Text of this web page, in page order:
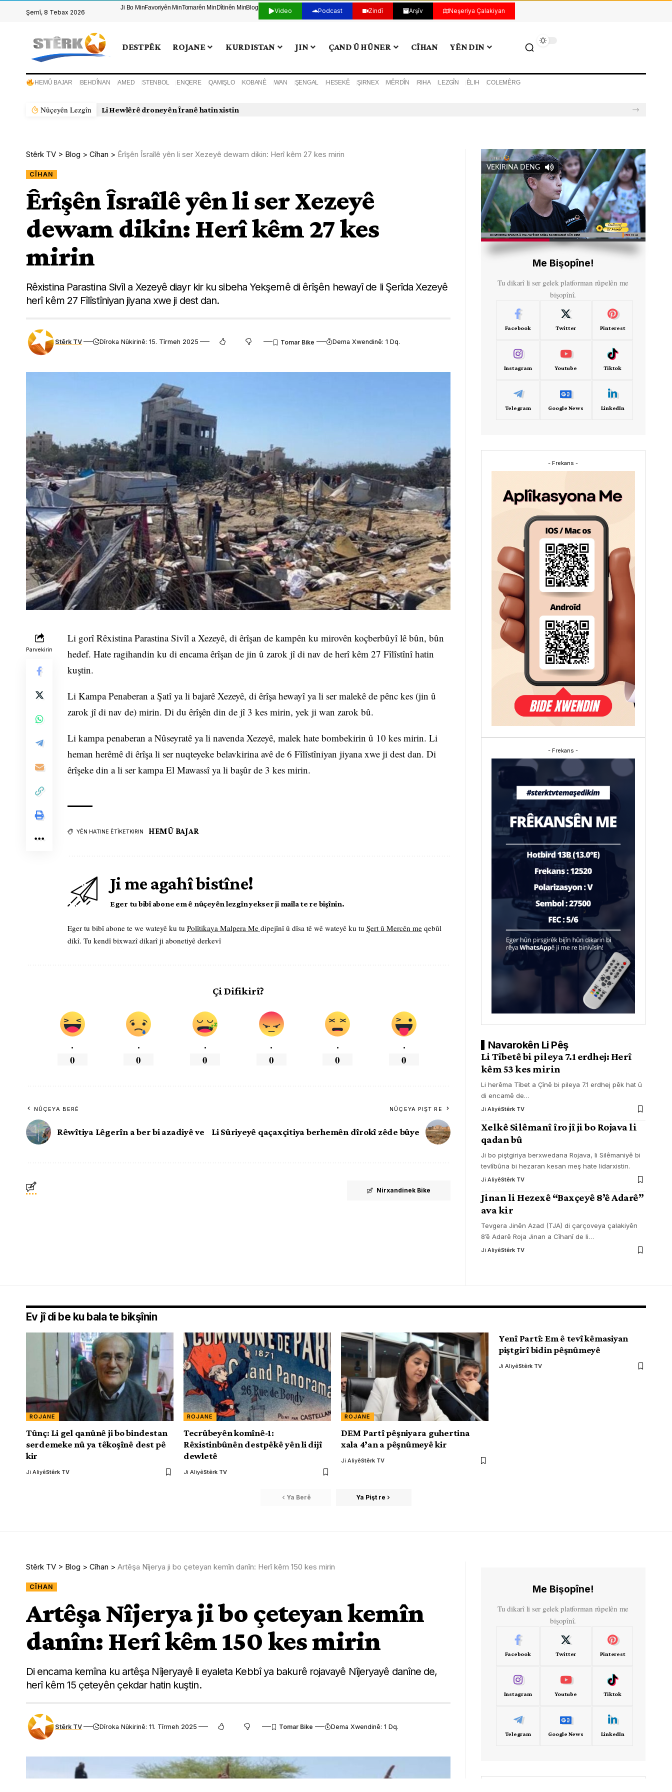
Şemî, 8 Tebax 2026
Ji Bo MinFavoriyên MinTomarên Min Dîtinên MinBlog Video Podcast Zindî Arşîv Neşeriya Çalakiyan
DESTPÊK ROJANE KURDISTAN JIN ÇAND Û HÛNER CÎHAN YÊN DIN
HEMÛ BAJAR BEHDÎNAN AMED STENBOL ENQERE QAMIŞLO KOBANÊ WAN ŞENGAL HESEKÊ ŞIRNEX MÊRDÎN RIHA LEZGÎN ÊLIH COLEMÊRG
Nûçeyên Lezgîn Li Hewlêrê droneyên Îranê hatin xistin
Stêrk TV > Blog > Cîhan > Êrîşên Îsraîlê yên li ser Xezeyê dewam dikin: Herî kêm 27 kes mirin
CÎHAN
Êrîşên Îsraîlê yên li ser Xezeyê
dewam dikin: Herî kêm 27 kes
mirin
Rêxistina Parastina Sivîl a Xezeyê diayr kir ku sibeha Yekşemê di êrîşên hewayî de li Şerîda Xezeyê
herî kêm 27 Fîlîstîniyan jiyana xwe ji dest dan.
Stêrk TV Dîroka Nûkirinê: 15. Tîrmeh 2025 Dema Xwendinê: 1 Dq.
Parvekirin
Li gorî Rêxistina Parastina Sivîl a Xezeyê, di êrîşan de kampên ku mirovên koçberbûyî lê bûn, bûn
hedef. Hate ragihandin ku di encama êrîşan de jin û zarok jî di nav de herî kêm 27 Fîlîstînî hatin
kuştin.
Li Kampa Penaberan a Şatî ya li bajarê Xezeyê, di êrîşa hewayî ya li ser malekê de pênc kes (jin û
zarok jî di nav de) mirin. Di du êrîşên din de jî 3 kes mirin, yek ji wan zarok bû.
Li kampa penaberan a Nûseyratê ya li navenda Xezeyê, malek hate bombekirin û 10 kes mirin. Li
heman herêmê di êrîşa li ser nuqteyeke belavkirina avê de 6 Fîlîstîniyan jiyana xwe ji dest dan. Di
êrîşeke din a li ser kampa El Mawassî ya li başûr de 3 kes mirin.
YÊN HATINE ÊTÎKETKIRIN HEMÛ BAJAR
Ji me agahî bistîne!
Eger tu bibî abone em ê nûçeyên lezgîn yekser ji maîla te re bişînin.
Eger tu bibî abone te we wateyê ku tu Polîtikaya Malpera Me dipejînî û dîsa tê wê wateyê ku tu Şert û Mercên me qebûl
dikî. Tu kendî bixwazî dikarî ji abonetiyê derkevî
Çi Difikirî?
.
0
.
0
.
0
.
0
.
0
.
0
NÛÇEYA BERÊ
Rêwîtiya Lêgerîn a ber bi azadiyê ve
NÛÇEYA PIŞT RE
Li Sûriyeyê qaçaxçitiya berhemên dîrokî zêde bûye
Nirxandinek Bike
VEKIRINA DENG
Me Bişopîne!
Tu dikarî li ser gelek platforman rûpelên me
bişopînî.
Facebook Twitter Pinterest
Instagram Youtube Tiktok
Telegram Google News LinkedIn
- Frekans -
- Frekans -
Navarokên Li Pêş
Li Tîbetê bi pileya 7.1 erdhej: Herî
kêm 53 kes mirin
Li herêma Tîbet a Çînê bi pileya 7.1 erdhej pêk hat û
di encamê de…
Ji AliyêStêrk TV
Xelkê Silêmanî îro jî ji bo Rojava li
qadan bû
Ji bo piştgiriya berxwedana Rojava, li Silêmaniyê bi
tevlîbûna bi hezaran kesan meş hate lidarxistin.
Ji AliyêStêrk TV
Jinan li Hezexê “Baxçeyê 8’ê Adarê”
ava kir
Tevgera Jinên Azad (TJA) di çarçoveya çalakiyên
8’ê Adarê Roja Jinan a Cîhanî de li…
Ji AliyêStêrk TV
Ev jî di be ku bala te bikşînin
ROJANE
Tûnç: Li gel qanûnê ji bo bindestan
serdemeke nû ya têkoşînê dest pê
kir
Ji AliyêStêrk TV
ROJANE
Tecrûbeyên komînê-1:
Rêxistinbûnên destpêkê yên li dijî
dewletê
Ji AliyêStêrk TV
ROJANE
DEM Partî pêşniyara guhertina
xala 4’an a pêşnûmeyê kir
Ji AliyêStêrk TV
Yenî Partî: Em ê tevî kêmasiyan
piştgirî bidin pêşnûmeyê
Ji AliyêStêrk TV
Ya Berê Ya Pişt re
Stêrk TV > Blog > Cîhan > Artêşa Nîjerya ji bo çeteyan kemîn danîn: Herî kêm 150 kes mirin
CÎHAN
Artêşa Nîjerya ji bo çeteyan kemîn
danîn: Herî kêm 150 kes mirin
Di encama kemîna ku artêşa Nîjeryayê li eyaleta Kebbî ya bakurê rojavayê Nîjeryayê danîne de,
herî kêm 15 çeteyên çekdar hatin kuştin.
Stêrk TV Dîroka Nûkirinê: 11. Tîrmeh 2025 Dema Xwendinê: 1 Dq.
Me Bişopîne!
Tu dikarî li ser gelek platforman rûpelên me
bişopînî.
Facebook Twitter Pinterest
Instagram Youtube Tiktok
Telegram Google News LinkedIn